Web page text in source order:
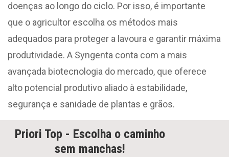
doenças ao longo do ciclo. Por isso, é importante
que o agricultor escolha os métodos mais
adequados para proteger a lavoura e garantir máxima
produtividade. A Syngenta conta com a mais
avançada biotecnologia do mercado, que oferece
alto potencial produtivo aliado à estabilidade,
segurança e sanidade de plantas e grãos.
Priori Top - Escolha o caminho
sem manchas!